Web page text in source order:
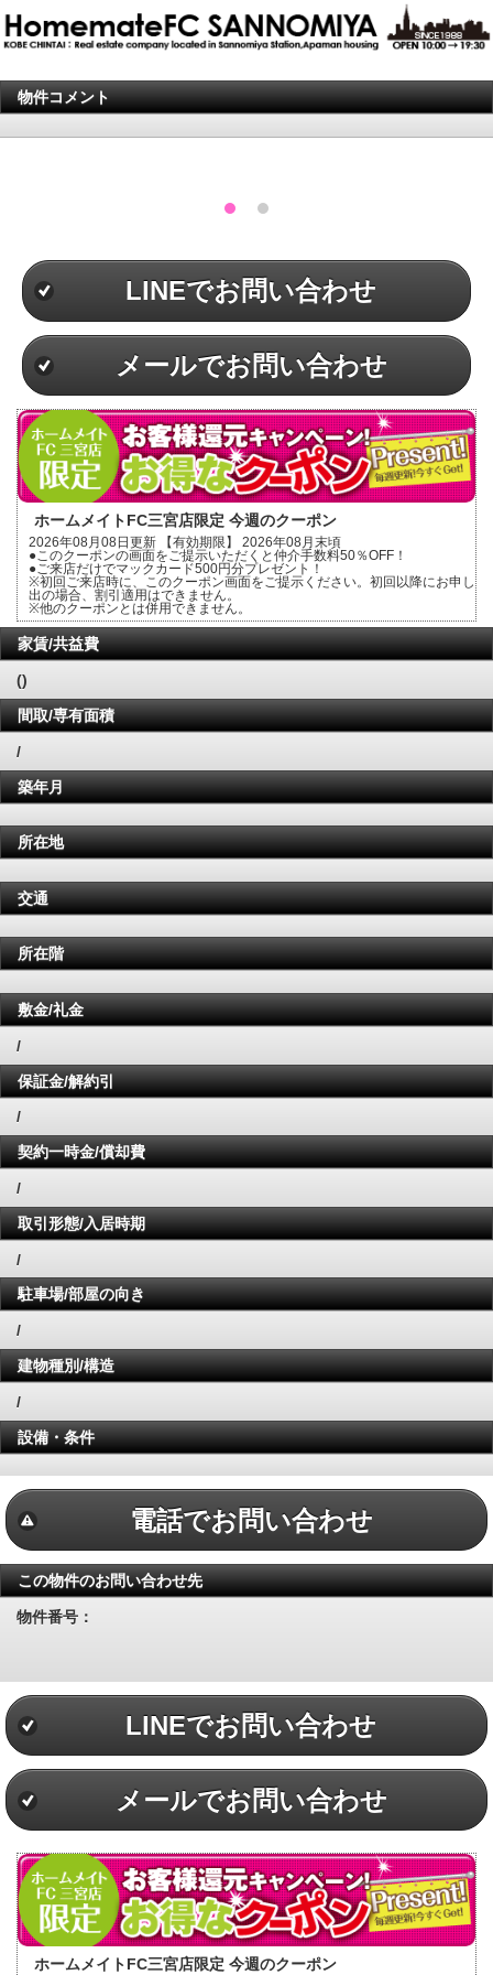
物件コメント
LINEでお問い合わせ
メールでお問い合わせ
ホームメイトFC三宮店限定 今週のクーポン
2026年08月08日更新 【有効期限】 2026年08月末頃
●このクーポンの画面をご提示いただくと仲介手数料50％OFF！
●ご来店だけでマックカード500円分プレゼント！
※初回ご来店時に、このクーポン画面をご提示ください。初回以降にお申し
出の場合、割引適用はできません。
※他のクーポンとは併用できません。
家賃/共益費
()
間取/専有面積
/
築年月
所在地
交通
所在階
敷金/礼金
/
保証金/解約引
/
契約一時金/償却費
/
取引形態/入居時期
/
駐車場/部屋の向き
/
建物種別/構造
/
設備・条件
電話でお問い合わせ
この物件のお問い合わせ先
物件番号：
LINEでお問い合わせ
メールでお問い合わせ
ホームメイトFC三宮店限定 今週のクーポン